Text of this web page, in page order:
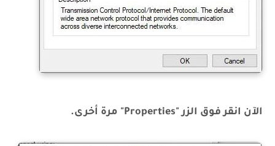
الآن انقر فوق الزر "Properties" مرة أخرى.